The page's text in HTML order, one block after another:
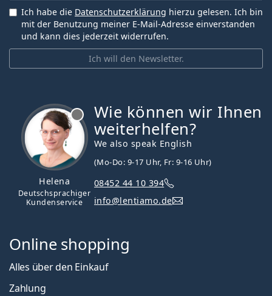
Ich will den Newsletter.
Ich habe die Datenschutzerklärung hierzu gelesen. Ich bin
mit der Benutzung meiner E-Mail-Adresse einverstanden
und kann dies jederzeit widerrufen.
Helena
Deutschsprachiger
Kundenservice
Wie können wir Ihnen
weiterhelfen?
We also speak English
(Mo-Do: 9-17 Uhr, Fr: 9-16 Uhr)
08452 44 10 394
info@lentiamo.de
Online shopping
Alles über den Einkauf
Zahlung